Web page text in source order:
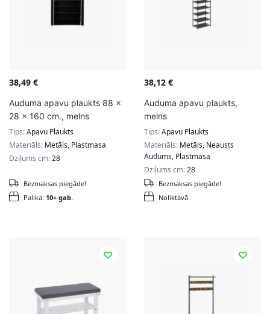
38,49 €
Auduma apavu plaukts 88 x
28 x 160 cm., melns
Tips:Apavu Plaukts
Materiāls: Metāls, Plastmasa
Dziļums cm:28
Palika: 10+ gab.
Bezmaksas piegāde!
38,12 €
Auduma apavu plaukts,
melns
Tips:Apavu Plaukts
Materiāls: Metāls, Neausts
Audums, Plastmasa
Dziļums cm:28
Noliktavā
Bezmaksas piegāde!